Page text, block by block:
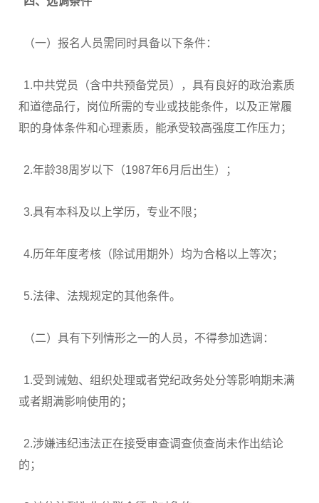
（一）报名人员需同时具备以下条件：
1.中共党员（含中共预备党员），具有良好的政治素质
和道德品行，岗位所需的专业或技能条件，以及正常履
职的身体条件和心理素质，能承受较高强度工作压力；
2.年龄38周岁以下（1987年6月后出生）；
3.具有本科及以上学历，专业不限；
4.历年年度考核（除试用期外）均为合格以上等次；
5.法律、法规规定的其他条件。
（二）具有下列情形之一的人员，不得参加选调：
1.受到诫勉、组织处理或者党纪政务处分等影响期未满
或者期满影响使用的；
2.涉嫌违纪违法正在接受审查调查侦查尚未作出结论
的；